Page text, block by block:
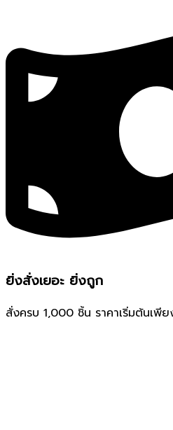
ยิ่งสั่งเยอะ ยิ่งถูก
สั่งครบ 1,000 ชิ้น ราคาเริ่มต้นเพี